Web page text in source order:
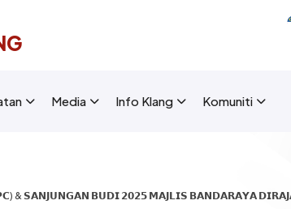
Layout]
Media Info Klang Komuniti
𝗦𝗔𝗡𝗝𝗨𝗡𝗚𝗔𝗡 𝗕𝗨𝗗𝗜 𝟮𝟬𝟮𝟱 𝗠𝗔𝗝𝗟𝗜𝗦 𝗕𝗔𝗡𝗗𝗔𝗥𝗔𝗬𝗔